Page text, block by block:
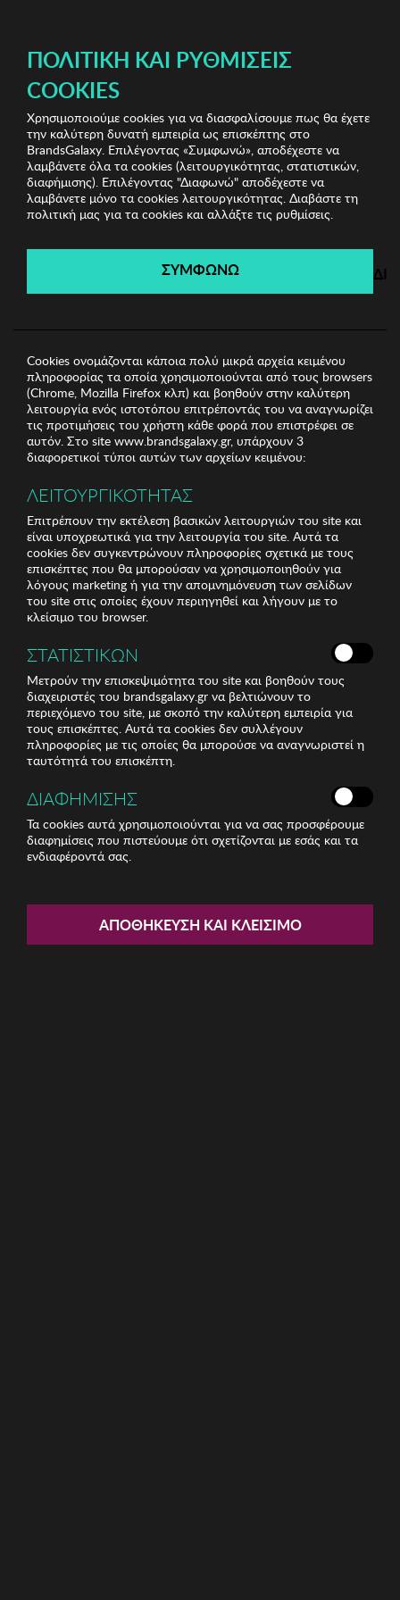
Jewels Shop Γυναικεία Σκουλαρίκια
Γυναικεία
Σκουλαρίκια Regina
Jewels Shop
Λήγει σε: 00ημέρες | 00ώρες 00λεπτά 00δευτ.
Γυναικεία Σκουλαρίκια Regina
ΠΟΛΙΤΙΚΉ ΚΑΙ ΡΥΘΜΊΣΕΙΣ
COOKIES
Χρησιμοποιούμε cookies για να διασφαλίσουμε πως θα έχετε
την καλύτερη δυνατή εμπειρία ως επισκέπτης στο
BrandsGalaxy. Επιλέγοντας «Συμφωνώ», αποδέχεστε να
λαμβάνετε όλα τα cookies (λειτουργικότητας, στατιστικών,
διαφήμισης). Επιλέγοντας "Διαφωνώ" αποδέχεστε να
λαμβάνετε μόνο τα cookies λειτουργικότητας. Διαβάστε τη
πολιτική μας για τα cookies και αλλάξτε τις ρυθμίσεις.
ΣΥΜΦΩΝΩ
Cookies ονομάζονται κάποια πολύ μικρά αρχεία κειμένου
πληροφορίας τα οποία χρησιμοποιούνται από τους browsers
(Chrome, Mozilla Firefox κλπ) και βοηθούν στην καλύτερη
λειτουργία ενός ιστοτόπου επιτρέποντάς του να αναγνωρίζει
τις προτιμήσεις του χρήστη κάθε φορά που επιστρέφει σε
αυτόν. Στο site www.brandsgalaxy.gr, υπάρχουν 3
διαφορετικοί τύποι αυτών των αρχείων κειμένου:
ΛΕΙΤΟΥΡΓΙΚΟΤΗΤΑΣ
Επιτρέπουν την εκτέλεση βασικών λειτουργιών του site και
είναι υποχρεωτικά για την λειτουργία του site. Αυτά τα
cookies δεν συγκεντρώνουν πληροφορίες σχετικά με τους
επισκέπτες που θα μπορούσαν να χρησιμοποιηθούν για
λόγους marketing ή για την απομνημόνευση των σελίδων
του site στις οποίες έχουν περιηγηθεί και λήγουν με το
κλείσιμο του browser.
ΣΤΑΤΙΣΤΙΚΩΝ
Μετρούν την επισκεψιμότητα του site και βοηθούν τους
διαχειριστές του brandsgalaxy.gr να βελτιώνουν το
περιεχόμενο του site, με σκοπό την καλύτερη εμπειρία για
τους επισκέπτες. Αυτά τα cookies δεν συλλέγουν
πληροφορίες με τις οποίες θα μπορούσε να αναγνωριστεί η
ταυτότητά του επισκέπτη.
ΔΙΑΦΗΜΙΣΗΣ
Τα cookies αυτά χρησιμοποιούνται για να σας προσφέρουμε
διαφημίσεις που πιστεύουμε ότι σχετίζονται με εσάς και τα
ενδιαφέροντά σας.
ΑΠΟΘΉΚΕΥΣΗ ΚΑΙ ΚΛΕΊΣΙΜΟ